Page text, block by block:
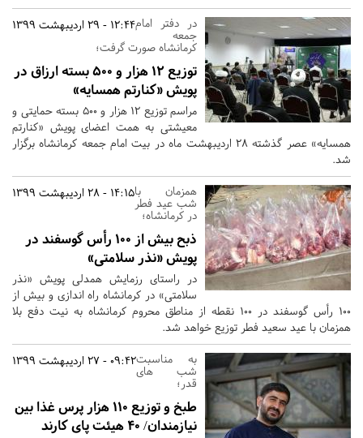
12:44 - 29 اردیبهشت 1399در دفتر امام
جمعه
کرمانشاه صورت گرفت؛
توزیع 12 هزار و 500 بسته ارزاق در
پویش «کنارتم همسایه»
مراسم توزیع ۱۲ هزار و ۵۰۰ بسته حمایتی و
معیشتی به همت اعضای پویش «کنارتم
همسایه» عصر گذشته 28 اردیبهشت ماه در بیت امام جمعه کرمانشاه برگزار
شد.
14:15 - 28 اردیبهشت 1399همزمان با
شب عید فطر
در کرمانشاه؛
ذبح بیش از ۱۰۰ رأس گوسفند در
پویش «نذر سلامتی»
در راستای رزمایش همدلی پویش «نذر
سلامتی» در کرمانشاه راه اندازی و بیش از
100 رأس گوسفند در 100 نقطه از مناطق محروم کرمانشاه به نیت دفع بلا
همزمان با عید سعید فطر توزیع خواهد شد.
09:42 - 27 اردیبهشت 1399به مناسبت
شب های
قدر؛
طبخ و توزیع 110 هزار پرس غذا بین
نیازمندان/ 40 هیئت پای کارند